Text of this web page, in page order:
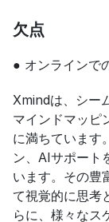
欠点
● オンラインで
Xmindは、シー
マインドマッピ
に満ちています
ン、AIサポート
います。その豊
て視覚的に思考
らに、様々なス